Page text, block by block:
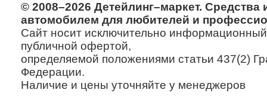
© 2008–2026 Детейлинг–маркет. Средства
автомобилем для любителей и
Сайт носит исключительно информационный
публичной офертой,
определяемой положениями статьи 437(2)
Федерации.
Наличие и цены уточняйте у менеджеров